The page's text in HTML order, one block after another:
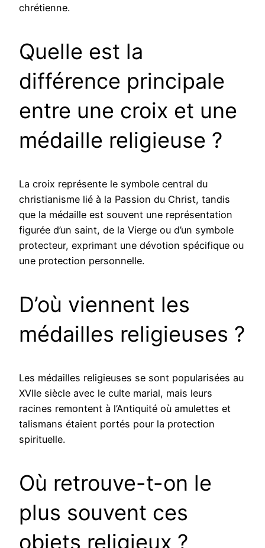
chrétienne.
Quelle est la
différence principale
entre une croix et une
médaille religieuse ?
La croix représente le symbole central du
christianisme lié à la Passion du Christ, tandis
que la médaille est souvent une représentation
figurée d’un saint, de la Vierge ou d’un symbole
protecteur, exprimant une dévotion spécifique ou
une protection personnelle.
D’où viennent les
médailles religieuses ?
Les médailles religieuses se sont popularisées au
XVIIe siècle avec le culte marial, mais leurs
racines remontent à l’Antiquité où amulettes et
talismans étaient portés pour la protection
spirituelle.
Où retrouve-t-on le
plus souvent ces
objets religieux ?